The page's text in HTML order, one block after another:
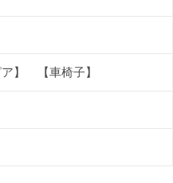
】 【車椅子】